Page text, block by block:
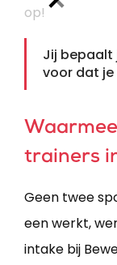
op!
Jij bepaalt
voor dat je
trainers
Geen twee
een werkt,
intake bij